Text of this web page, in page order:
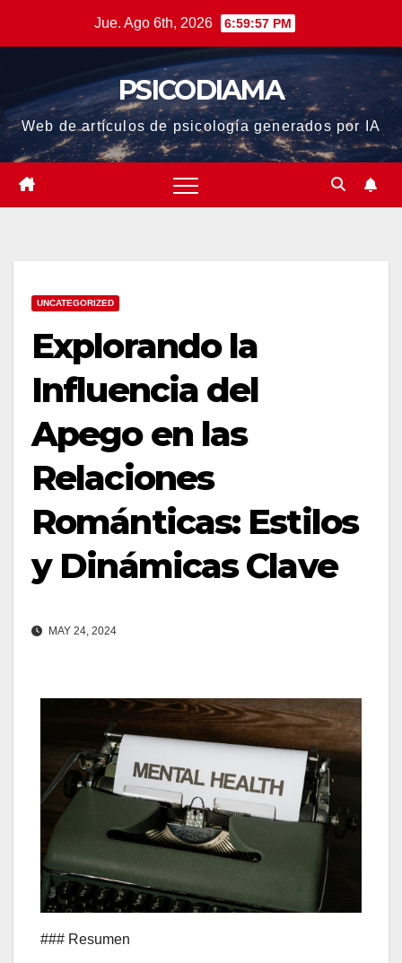
Jue. Ago 6th, 2026 6:59:57 PM
PSICODIAMA
Web de artículos de psicología generados por IA
UNCATEGORIZED
Explorando la
Influencia del
Apego en las
Relaciones
Románticas: Estilos
y Dinámicas Clave
MAY 24, 2024
### Resumen